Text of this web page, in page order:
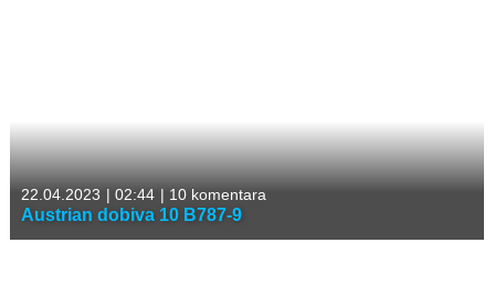
22.04.2023 | 02:44 | 10 komentara
Austrian dobiva 10 B787-9